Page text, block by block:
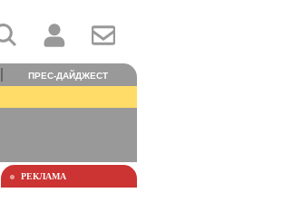
ПРЕС-ДАЙДЖЕСТ
РЕКЛАМА